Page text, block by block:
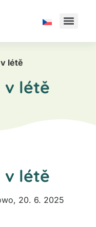
létě
v létě
v létě
, 20. 6. 2025